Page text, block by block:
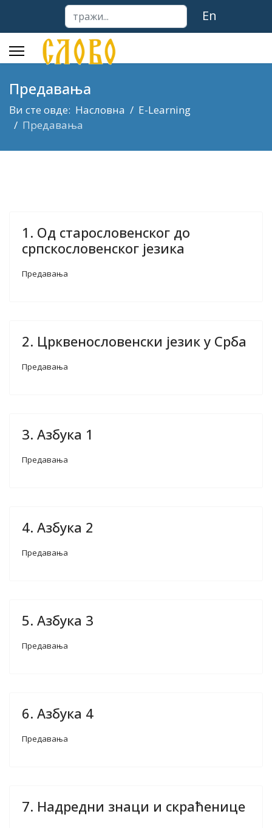
En
Предавања
Ви сте овде: Насловна
E-Learning
Предавања
1. Од старословенског до
српскословенског језика
Предавања
2. Црквенословенски језик у Срба
Предавања
3. Азбука 1
Предавања
4. Азбука 2
Предавања
5. Азбука 3
Предавања
6. Азбука 4
Предавања
7. Надредни знаци и скраћенице